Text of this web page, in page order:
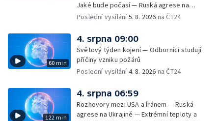
Jaké bude počasí — Ruská agrese na
Ukrajině — Vliv veder na lidské orgány — Při
— Třem obcím na Brněnsku dočasně došla
pitná voda — SP v orientačním běhu v Česku
— Horko a požáry sužují Evropu — Rybářský
příměstský tábor
Poslední vysílání5. 8. 2026 na ČT24
60 min
4. srpna 09:00
Světový týden kojení — Odborníci studují
příčiny vzniku požárů
Poslední vysílání4. 8. 2026 na ČT24
122 min
4. srpna 06:59
Rozhovory mezi USA a Íránem — Ruská
agrese na Ukrajině — Extrémní teploty a